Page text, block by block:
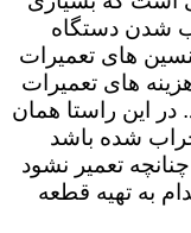
شدن دستگاه
های تعمیرات
های تعمیرات
در این راستا همان
شده باشد
تعمیر نشود
به تهیه قطعه